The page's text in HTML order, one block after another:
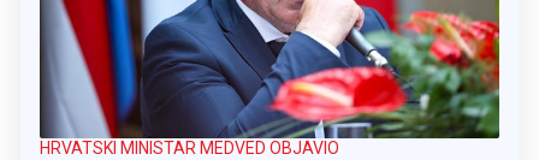
HRVATSKI MINISTAR MEDVED OBJAVIO